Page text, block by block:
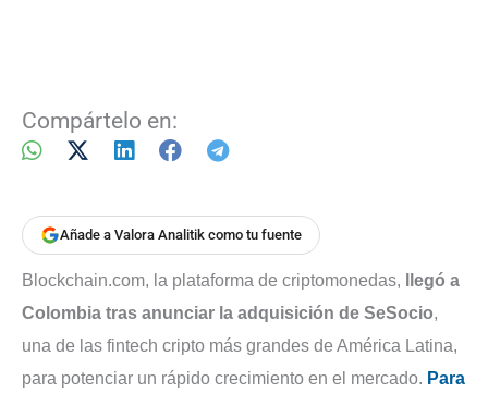
Compártelo en:
Añade a Valora Analitik como tu fuente
Blockchain.com, la plataforma de criptomonedas,
llegó a
Colombia tras anunciar la adquisición de SeSocio,
una de las fintech cripto más grandes de América Latina,
para potenciar un rápido crecimiento en el mercado. Para